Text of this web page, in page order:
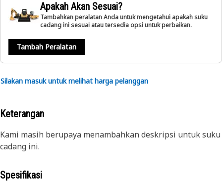
Apakah Akan Sesuai?
Tambahkan peralatan Anda untuk mengetahui apakah suku
cadang ini sesuai atau tersedia opsi untuk perbaikan.
Tambah Peralatan
Silakan masuk untuk melihat harga pelanggan
Keterangan
Kami masih berupaya menambahkan deskripsi untuk suku
cadang ini.
Spesifikasi